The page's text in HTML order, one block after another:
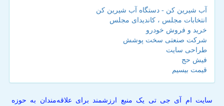
آب شیرین کن - دستگاه آب شیرین کن
انتخابات مجلس ، کاندیدای مجلس
خرید و فروش خودرو
شرکت صنعتی سخت پوشش
طراحی سایت
فیش حج
قیمت بیسیم
سایت ام آی جی تی یک منبع ارزشمند برای علاقه‌مندان به حوزه